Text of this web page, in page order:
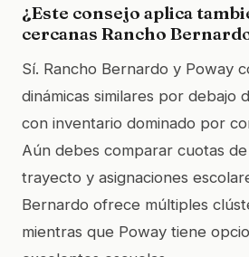
¿Este consejo aplica
cercanas Rancho
Sí. Rancho Bernardo y Poway
dinámicas similares por debajo
con inventario dominado por
Aún debes comparar cuotas
trayecto y asignaciones
Bernardo ofrece múltiples
mientras que Poway tiene